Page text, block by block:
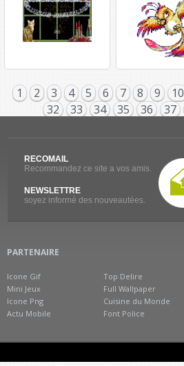
1 2 3 4 5 6 7 8 9 10
32
33 34 35 36 37
RECOMAIL
Recommandez ce site a vos amis.
NEWSLETTRE
soyez informé des nouveautées.
PARTENAIRE
Icone Gif
Mini Jeux
Icone Png
Actu Mobile
Top Delire
Full Wallpaper
Cuisine du Monde
Font Police